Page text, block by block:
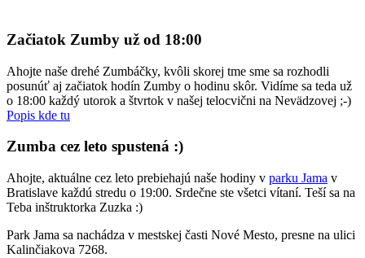
Začiatok Zumby už od 18:00
Ahojte naše drehé Zumbáčky, kvôli skorej tme sme sa rozhodli
posunúť aj začiatok hodín Zumby o hodinu skôr. Vidíme sa teda už
o 18:00 každý utorok a štvrtok v našej telocvični na Nevädzovej ;-)
Popis kde tu
Zumba cez leto spustená :)
Ahojte, aktuálne cez leto prebiehajú naše hodiny v parku Jama v
Bratislave každú stredu o 19:00. Srdečne ste všetci vítaní. Teší sa na
Teba inštruktorka Zuzka :)
Park Jama sa nachádza v mestskej časti Nové Mesto, presne na ulici
Kalinčiakova 7268.